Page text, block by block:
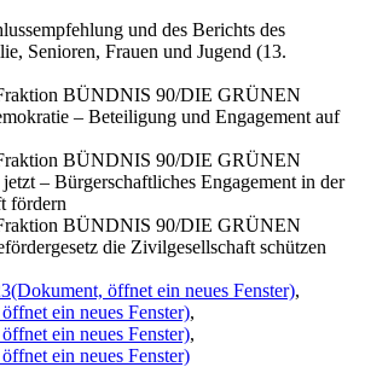
und des Berichts des
Senioren, Frauen und Jugend (13.
BÜNDNIS 90/DIE GRÜNEN
– Beteiligung und Engagement auf
BÜNDNIS 90/DIE GRÜNEN
– Bürgerschaftliches Engagement in der
fördern
BÜNDNIS 90/DIE GRÜNEN
die Zivilgesellschaft schützen
(Dokument, öffnet ein neues Fenster),
ein neues Fenster),
ein neues Fenster),
ein neues Fenster)